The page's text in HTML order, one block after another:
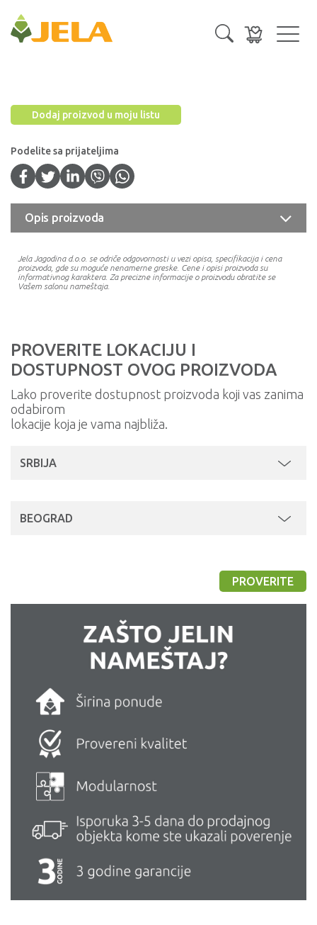
Dodaj proizvod u moju listu
Podelite sa prijateljima
Opis proizvoda
Jela Jagodina d.o.o. se odriče odgovornosti u vezi opisa, specifikacija i cena
proizvoda, gde su moguće nenamerne greske. Cene i opisi proizvoda su
informativnog karaktera. Za precizne informacije o proizvodu obratite se
Vašem salonu nameštaja.
PROVERITE LOKACIJU I
DOSTUPNOST OVOG PROIZVODA
Lako proverite dostupnost proizvoda koji vas zanima
odabirom
lokacije koja je vama najbliža.
SRBIJA
BEOGRAD
PROVERITE